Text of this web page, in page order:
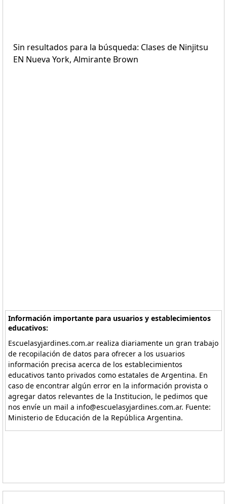
Sin resultados para la búsqueda: Clases de Ninjitsu
EN Nueva York, Almirante Brown
Información importante para usuarios y establecimientos
educativos:
Escuelasyjardines.com.ar realiza diariamente un gran trabajo
de recopilación de datos para ofrecer a los usuarios
información precisa acerca de los establecimientos
educativos tanto privados como estatales de Argentina. En
caso de encontrar algún error en la información provista o
agregar datos relevantes de la Institucion, le pedimos que
nos envíe un mail a info@escuelasyjardines.com.ar. Fuente:
Ministerio de Educación de la República Argentina.